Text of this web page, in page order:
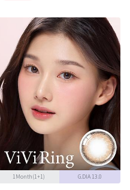
1Month(1+1) G.DIA 13.0